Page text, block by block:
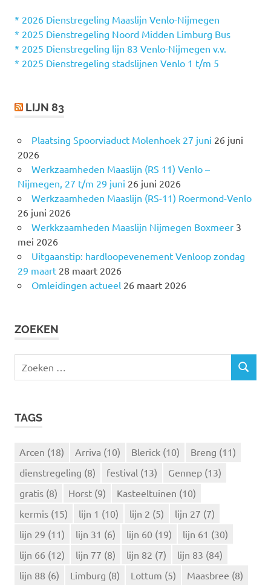
n
a
a
r
* 2026 Dienstregeling Maaslijn Venlo-Nijmegen
* 2025 Dienstregeling Noord Midden Limburg Bus
* 2025 Dienstregeling lijn 83 Venlo-Nijmegen v.v.
* 2025 Dienstregeling stadslijnen Venlo 1 t/m 5
LIJN 83
Plaatsing Spoorviaduct Molenhoek 27 juni 26 juni
2026
Werkzaamheden Maaslijn (RS 11) Venlo –
Nijmegen, 27 t/m 29 juni 26 juni 2026
Werkzaamheden Maaslijn (RS-11) Roermond-Venlo
26 juni 2026
Werkkzaamheden Maaslijn Nijmegen Boxmeer 3
mei 2026
Uitgaanstip: hardloopevenement Venloop zondag
29 maart 28 maart 2026
Omleidingen actueel 26 maart 2026
ZOEKEN
e
Z
TAGS
Arcen (18) Arriva (10) Blerick (10) Breng (11)
dienstregeling (8) festival (13) Gennep (13)
gratis (8) Horst (9) Kasteeltuinen (10)
kermis (15) lijn 1 (10) lijn 2 (5) lijn 27 (7)
lijn 29 (11) lijn 31 (6) lijn 60 (19) lijn 61 (30)
lijn 66 (12) lijn 77 (8) lijn 82 (7) lijn 83 (84)
lijn 88 (6) Limburg (8) Lottum (5) Maasbree (8)